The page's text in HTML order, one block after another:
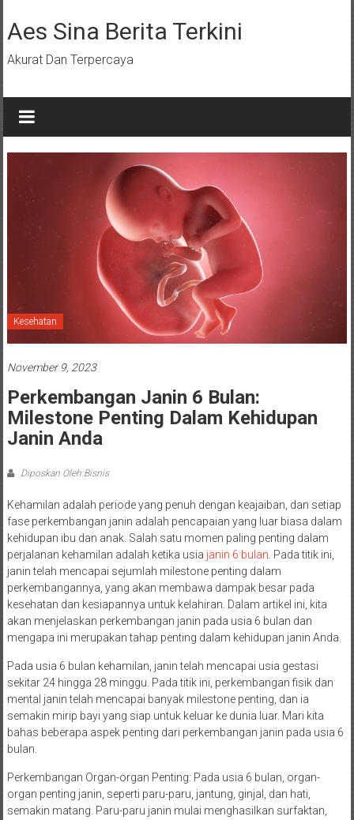
ke
konten
Aes Sina Berita Terkini
Akurat Dan Terpercaya
Kesehatan
November 9, 2023
Perkembangan Janin 6 Bulan:
Milestone Penting Dalam Kehidupan
Janin Anda
Diposkan Oleh:Bisnis
Kehamilan adalah periode yang penuh dengan keajaiban, dan setiap
fase perkembangan janin adalah pencapaian yang luar biasa dalam
kehidupan ibu dan anak. Salah satu momen paling penting dalam
perjalanan kehamilan adalah ketika usia janin 6 bulan . Pada titik ini,
janin telah mencapai sejumlah milestone penting dalam
perkembangannya, yang akan membawa dampak besar pada
kesehatan dan kesiapannya untuk kelahiran. Dalam artikel ini, kita
akan menjelaskan perkembangan janin pada usia 6 bulan dan
mengapa ini merupakan tahap penting dalam kehidupan janin Anda.
Pada usia 6 bulan kehamilan, janin telah mencapai usia gestasi
sekitar 24 hingga 28 minggu. Pada titik ini, perkembangan fisik dan
mental janin telah mencapai banyak milestone penting, dan ia
semakin mirip bayi yang siap untuk keluar ke dunia luar. Mari kita
bahas beberapa aspek penting dari perkembangan janin pada usia 6
bulan.
Perkembangan Organ-organ Penting: Pada usia 6 bulan, organ-
organ penting janin, seperti paru-paru, jantung, ginjal, dan hati,
semakin matang. Paru-paru janin mulai menghasilkan surfaktan,